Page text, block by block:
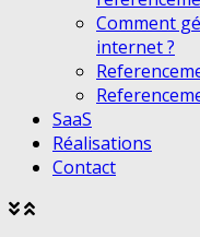
Comment
internet ?
SaaS
Réalisations
Contact
Agrandir
Réduire